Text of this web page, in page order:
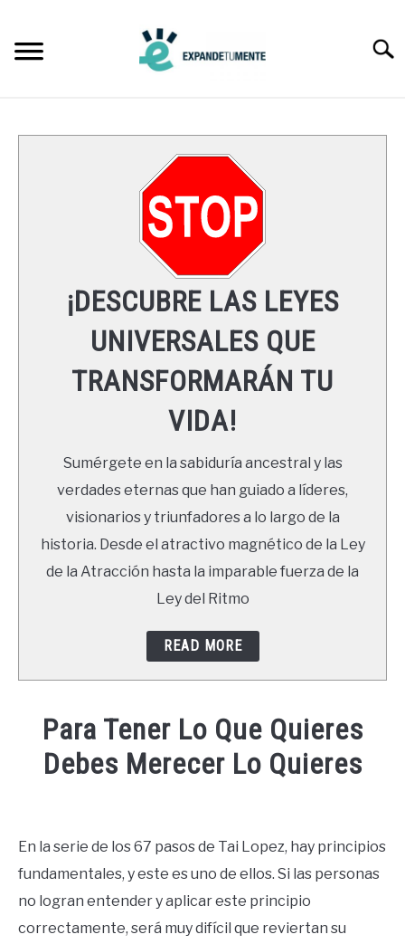
content
LEYES UNIVERSALES
RECURSOS
NEWSLETTER
¡DESCUBRE LAS LEYES
UNIVERSALES QUE
TRANSFORMARÁN TU
VIDA!
Sumérgete en la sabiduría ancestral y las
verdades eternas que han guiado a líderes,
visionarios y triunfadores a lo largo de la
historia. Desde el atractivo magnético de la Ley
de la Atracción hasta la imparable fuerza de la
Ley del Ritmo
READ MORE
Para Tener Lo Que Quieres
Debes Merecer Lo Quieres
in
Expande
mente
En la serie de los 67 pasos de Tai Lopez, hay principios
fundamentales, y este es uno de ellos. Si las personas
no logran entender y aplicar este principio
correctamente, será muy difícil que reviertan su